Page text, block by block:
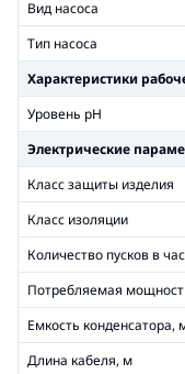
Вид насоса
Тип насоса
Xарактеристики
Уровень рН
Электрические
Класс защиты изделия
Класс изоляции
Количество пусков в час
Потребляемая
Емкость конденсатора,
Длина кабеля, м